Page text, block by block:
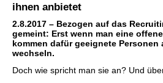
ihnen anbietet
2.8.2017 – Bezogen auf das
gemeint: Erst wenn man eine
kommen dafür geeignete Personen
wechseln.
Doch wie spricht man sie an? Und